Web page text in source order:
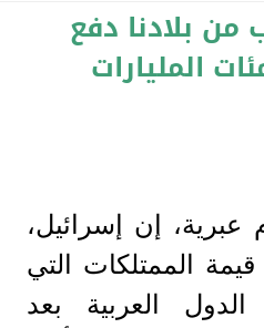
من بلادنا دفع
المليارات
عبرية، إن إسرائيل،
الممتلكات التي
العربية بعد